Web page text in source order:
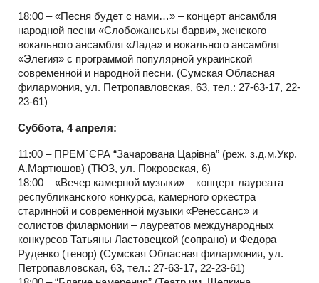
18:00 – «Песня будет с нами…» – концерт ансамбля
народной песни «Слобожанськы барви», женского
вокального ансамбля «Лада» и вокального ансамбля
«Элегия» с программой популярной украинской
современной и народной песни. (Сумская Обласная
филармония, ул. Петропавловская, 63, тел.: 27-63-17, 22-
23-61)
Суббота, 4 апреля:
11:00 – ПРЕМ`ЄРА “Зачарована Царівна” (реж. з.д.м.Укр.
А.Мартюшов) (ТЮЗ, ул. Покровская, 6)
18:00 – «Вечер камерной музыки» – концерт лауреата
республиканского конкурса, камерного оркестра
старинной и современной музыки «Ренессанс» и
солистов филармонии – лауреатов международных
конкурсов Татьяны Ластовецкой (сопрано) и Федора
Руденко (тенор) (Сумская Обласная филармония, ул.
Петропавловская, 63, тел.: 27-63-17, 22-23-61)